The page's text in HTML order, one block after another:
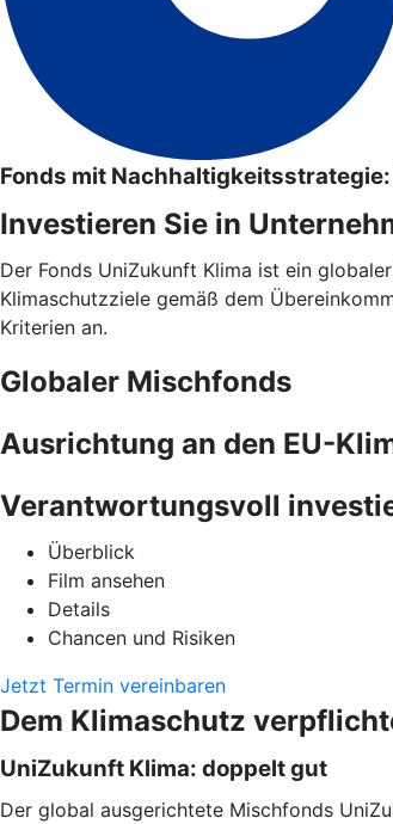
Fonds mit
Investieren Sie in
Der Fonds UniZukunft Klima ist ein
Klimaschutzziele gemäß dem
Kriterien an.
Globaler Mischfonds
Ausrichtung an den EU-
Verantwortungsvoll
Überblick
Film ansehen
Details
Chancen und Risiken
Jetzt Termin vereinbaren
Dem Klimaschutz
UniZukunft Klima: doppelt gut
Der global ausgerichtete Mischfonds